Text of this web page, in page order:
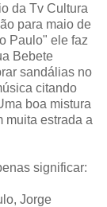
da Tv Cultura
para maio de
Paulo" ele faz
Bebete
sandálias no
citando
boa mistura
muita estrada a
significar:
Jorge